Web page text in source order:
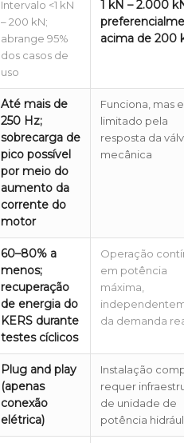
Intervalo <1 kN
– 200 kN;
abrange 95%
dos casos de
uso
1 kN – 2.000
acima de 200
Até mais de
250 Hz;
sobrecarga de
pico possível
por meio do
aumento da
corrente do
motor
Funciona, mas
limitado pela
resposta da
mecânica
60–80% a
menos;
recuperação
de energia do
KERS durante
testes cíclicos
Operação
em potência
máxima,
da demanda
Plug and play
(apenas
conexão
elétrica)
Instalação
requer
de unidade de
potência